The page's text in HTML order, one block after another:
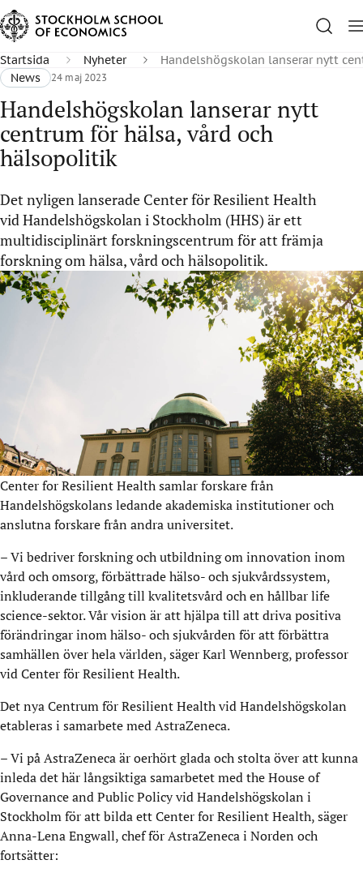
Startsida Nyheter
Handelshögskolan lanserar nytt
News
24 maj 2023
Handelshögskolan lanserar nytt
centrum för hälsa, vård och
hälsopolitik
Det nyligen lanserade Center för Resilient Health
vid Handelshögskolan i Stockholm (HHS) är ett
multidisciplinärt forskningscentrum för att främja
forskning om hälsa, vård och hälsopolitik.
Center for Resilient Health samlar forskare från
Handelshögskolans ledande akademiska institutioner och
anslutna forskare från andra universitet.
– Vi bedriver forskning och utbildning om innovation inom
vård och omsorg, förbättrade hälso- och sjukvårdssystem,
inkluderande tillgång till kvalitetsvård och en hållbar life
science-sektor. Vår vision är att hjälpa till att driva positiva
förändringar inom hälso- och sjukvården för att förbättra
samhällen över hela världen, säger Karl Wennberg, professor
vid Center för Resilient Health.
Det nya Centrum för Resilient Health vid Handelshögskolan
etableras i samarbete med AstraZeneca.
– Vi på AstraZeneca är oerhört glada och stolta över att kunna
inleda det här långsiktiga samarbetet med the House of
Governance and Public Policy vid Handelshögskolan i
Stockholm för att bilda ett Center for Resilient Health, säger
Anna-Lena Engwall, chef för AstraZeneca i Norden och
fortsätter: